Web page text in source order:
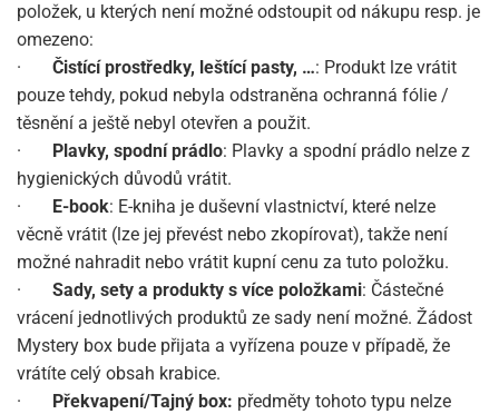
položek, u kterých není možné odstoupit od nákupu resp. je
omezeno:
· Čistící prostředky, leštící pasty, …: Produkt lze vrátit
pouze tehdy, pokud nebyla odstraněna ochranná fólie /
těsnění a ještě nebyl otevřen a použit.
· Plavky, spodní prádlo: Plavky a spodní prádlo nelze z
hygienických důvodů vrátit.
· E-book: E-kniha je duševní vlastnictví, které nelze
věcně vrátit (lze jej převést nebo zkopírovat), takže není
možné nahradit nebo vrátit kupní cenu za tuto položku.
· Sady, sety a produkty s více položkami: Částečné
vrácení jednotlivých produktů ze sady není možné. Žádost
Mystery box bude přijata a vyřízena pouze v případě, že
vrátíte celý obsah krabice.
· Překvapení/Tajný box: předměty tohoto typu nelze